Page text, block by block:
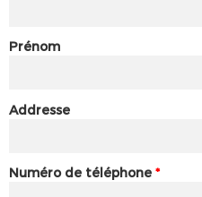
Prénom
Addresse
Numéro de téléphone *